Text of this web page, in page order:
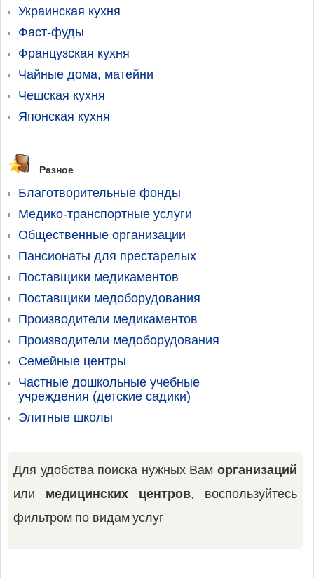
Украинская кухня
Фаст-фуды
Французская кухня
Чайные дома, матейни
Чешская кухня
Японская кухня
Разное
Благотворительные фонды
Медико-транспортные услуги
Общественные организации
Пансионаты для престарелых
Поставщики медикаментов
Поставщики медоборудования
Производители медикаментов
Производители медоборудования
Семейные центры
Частные дошкольные учебные
учреждения (детские садики)
Элитные школы
Для удобства поиска нужных Вам организаций
или медицинских центров, воспользуйтесь
фильтром по видам услуг